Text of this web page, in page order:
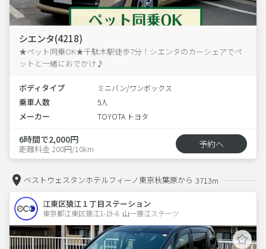
シエンタ(4218)
★ペット同乗OK★千駄木駅徒歩7分！シエンタのカーシェアでペ
ットと一緒におでかけ♪
ボディタイプ ミニバン/ワンボックス
乗車人数 5人
メーカー TOYOTA トヨタ
6時間で2,000円
距離料金 200円/10km 予約へ
ベストウェスタンホテルフィーノ東京秋葉原から 3713m
江東区猿江１丁目ステーション
東京都江東区猿江1-19-6  山一猿江ステーツ